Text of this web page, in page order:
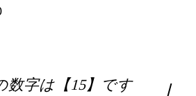
数字は【15】です